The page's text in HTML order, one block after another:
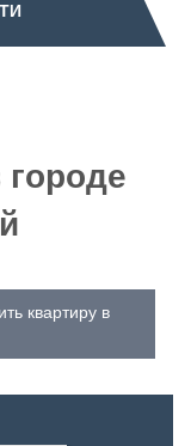
городе
квартиру в